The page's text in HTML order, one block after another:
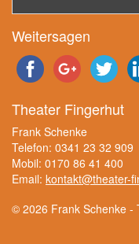
Weitersagen
Theater Fingerhut
Frank Schenke
Telefon: 0341 23 32 909
Mobil: 0170 86 41 400
Email: kontakt@theater-
© 2026 Frank Schenke -